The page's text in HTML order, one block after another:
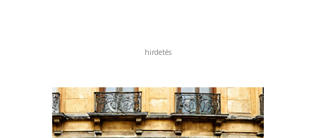
hirdetés